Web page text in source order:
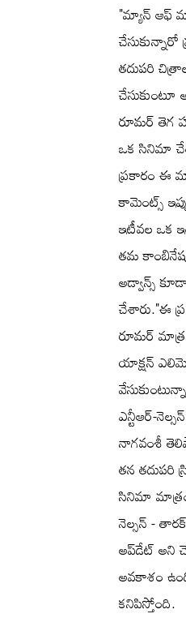
"మ్యాన్ ఆఫ్
చేసుకున్నారో
తదుపరి
రూమర్ తెగ
ఒక సినిమా
ప్రకారం ఈ
కామెంట్స్
ఇటీవల ఒక
తమ
అడ్వాన్స్
చేశారు."ఈ
రూమర్
యాక్షన్
ఎన్టీఆర్-
నాగవంశీ
తన తదుపరి
సినిమా మాత్రం
నెల్సన్ -
అప్‌డేట్ అని
అవకాశం
కనిపిస్తోంది.